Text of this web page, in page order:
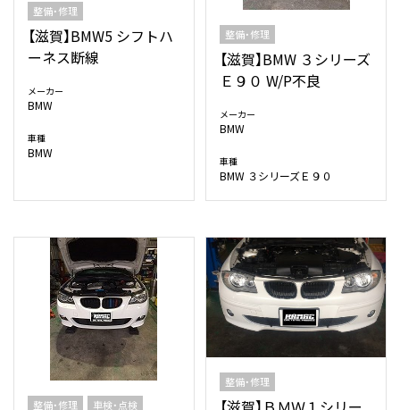
整備・修理
【滋賀】BMW5 シフトハ
ーネス断線
メーカー
BMW
車種
BMW
整備・修理
【滋賀】BMW ３シリーズ
Ｅ９０ W/P不良
メーカー
BMW
車種
BMW ３シリーズＥ９０
整備・修理 車検・点検
整備・修理